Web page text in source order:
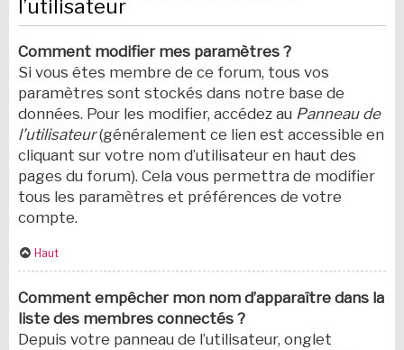
l’utilisateur
Comment modifier mes paramètres ?
Si vous êtes membre de ce forum, tous vos
paramètres sont stockés dans notre base de
données. Pour les modifier, accédez au Panneau de
l’utilisateur(généralement ce lien est accessible en
cliquant sur votre nom d’utilisateur en haut des
pages du forum). Cela vous permettra de modifier
tous les paramètres et préférences de votre
compte.
Haut
Comment empêcher mon nom d’apparaître dans la
liste des membres connectés ?
Depuis votre panneau de l’utilisateur, onglet